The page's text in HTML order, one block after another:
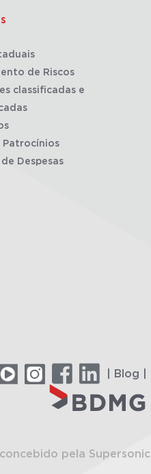
de Riscos
classificadas e
Patrocínios
Despesas
| Blog |
pela Supersonic